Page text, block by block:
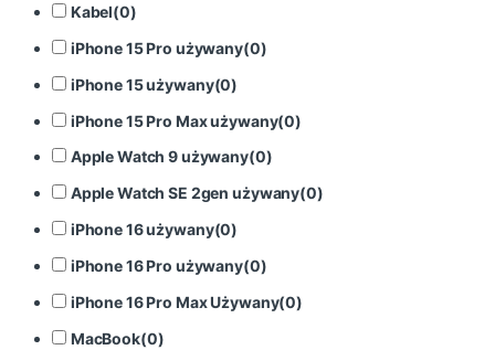
Kabel(0)
iPhone 15 Pro używany(0)
iPhone 15 używany(0)
iPhone 15 Pro Max używany(0)
Apple Watch 9 używany(0)
Apple Watch SE 2gen używany(0)
iPhone 16 używany(0)
iPhone 16 Pro używany(0)
iPhone 16 Pro Max Używany(0)
MacBook(0)